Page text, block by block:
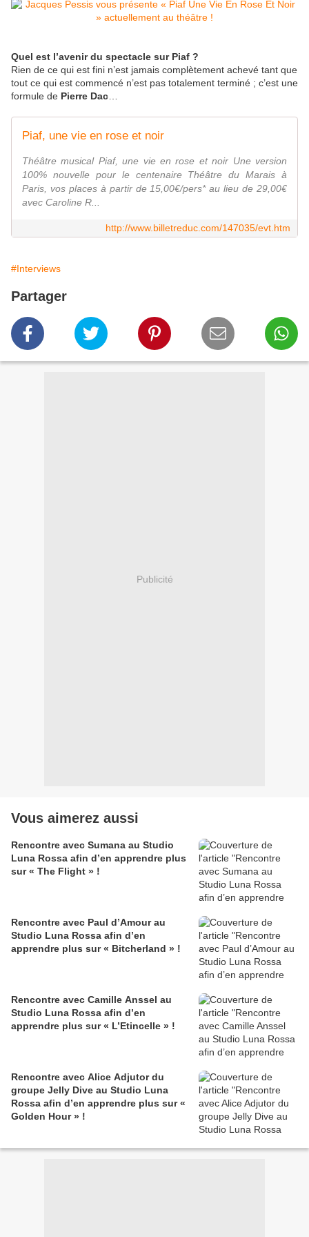
Quel est l’avenir du spectacle sur Piaf ?
Rien de ce qui est fini n’est jamais complètement achevé tant que
tout ce qui est commencé n’est pas totalement terminé ; c’est une
formule de Pierre Dac
Piaf, une vie en rose et noir
Théâtre musical Piaf, une vie en rose et noir Une version
100% nouvelle pour le centenaire Théâtre du Marais à
Paris, vos places à partir de 15,00€/pers* au lieu de 29,00€
avec Caroline R...
http://www.billetreduc.com/147035/evt.htm
#Interviews
Partager
Publicité
Vous aimerez aussi
Rencontre avec Sumana au Studio
Luna Rossa afin d’en apprendre plus
sur « The Flight » !
Rencontre avec Paul d’Amour au
Studio Luna Rossa afin d’en
apprendre plus sur « Bitcherland » !
Rencontre avec Camille Anssel au
Studio Luna Rossa afin d’en
apprendre plus sur « L’Etincelle » !
Rencontre avec Alice Adjutor du
groupe Jelly Dive au Studio Luna
Rossa afin d’en apprendre plus sur «
Golden Hour » !